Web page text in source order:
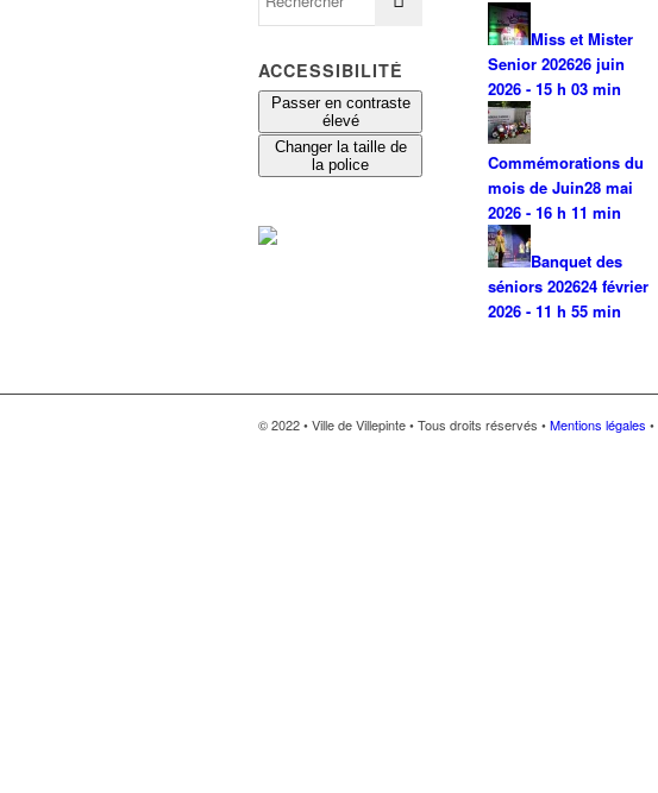
ACCESSIBILITÉ
Passer en contraste
élevé
Changer la taille de
la police
Miss et Mister
Senior 202626 juin
2026 - 15 h 03 min
Commémorations du
mois de Juin28 mai
2026 - 16 h 11 min
Banquet des
séniors 202624 février
2026 - 11 h 55 min
© 2022 • Ville de Villepinte • Tous droits réservés •Mentions légales •